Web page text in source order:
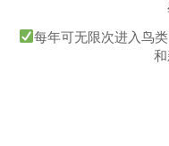
每年可无限次进入鸟